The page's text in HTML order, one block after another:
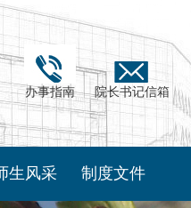
办事指南 院长书记信箱
生风采 制度文件